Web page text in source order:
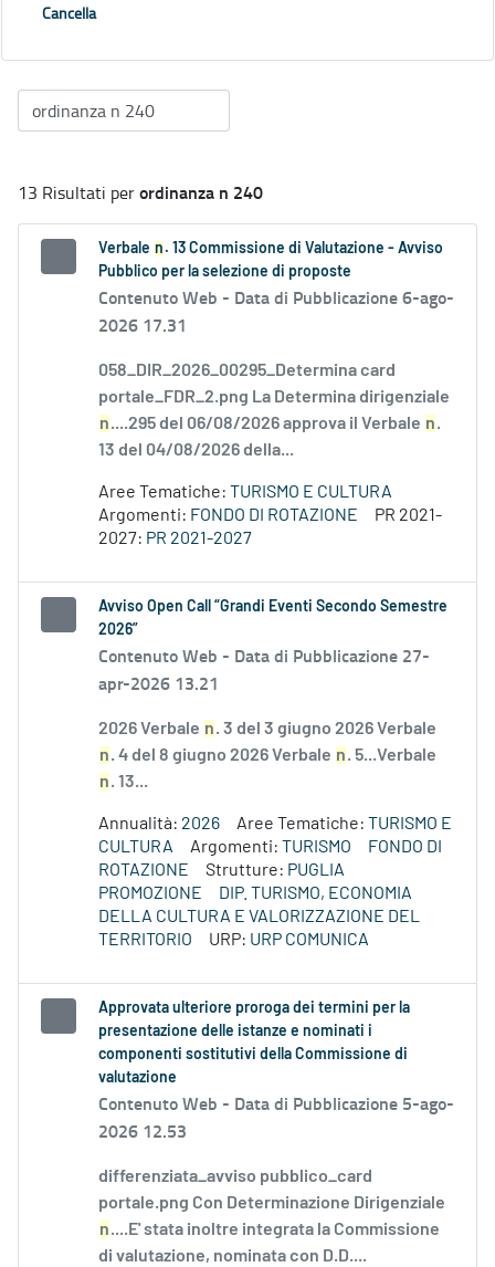
Cancella
13 Risultati perordinanza n 240
Verbale n . 13 Commissione di Valutazione - Avviso
Pubblico per la selezione di proposte
Contenuto Web - Data di Pubblicazione 6-ago-
2026 17.31
058_DIR_2026_00295_Determina card
portale_FDR_2.png La Determina dirigenziale
n....295 del 06/08/2026 approva il Verbale n.
13 del 04/08/2026 della...
Aree Tematiche: TURISMO E CULTURA
Argomenti: FONDO DI ROTAZIONE
PR 2021-
2027: PR 2021-2027
Avviso Open Call “Grandi Eventi Secondo Semestre
2026”
Contenuto Web - Data di Pubblicazione 27-
apr-2026 13.21
2026 Verbale n. 3 del 3 giugno 2026 Verbale
n. 4 del 8 giugno 2026 Verbale n. 5...Verbale
n. 13...
Annualità: 2026 Aree Tematiche: TURISMO E
CULTURA
Argomenti: TURISMO
FONDO DI
ROTAZIONE
Strutture: PUGLIA
PROMOZIONE
DIP. TURISMO, ECONOMIA
DELLA CULTURA E VALORIZZAZIONE DEL
TERRITORIO
URP: URP COMUNICA
Approvata ulteriore proroga dei termini per la
presentazione delle istanze e nominati i
componenti sostitutivi della Commissione di
valutazione
Contenuto Web - Data di Pubblicazione 5-ago-
2026 12.53
differenziata_avviso pubblico_card
portale.png Con Determinazione Dirigenziale
n....E' stata inoltre integrata la Commissione
di valutazione, nominata con D.D....